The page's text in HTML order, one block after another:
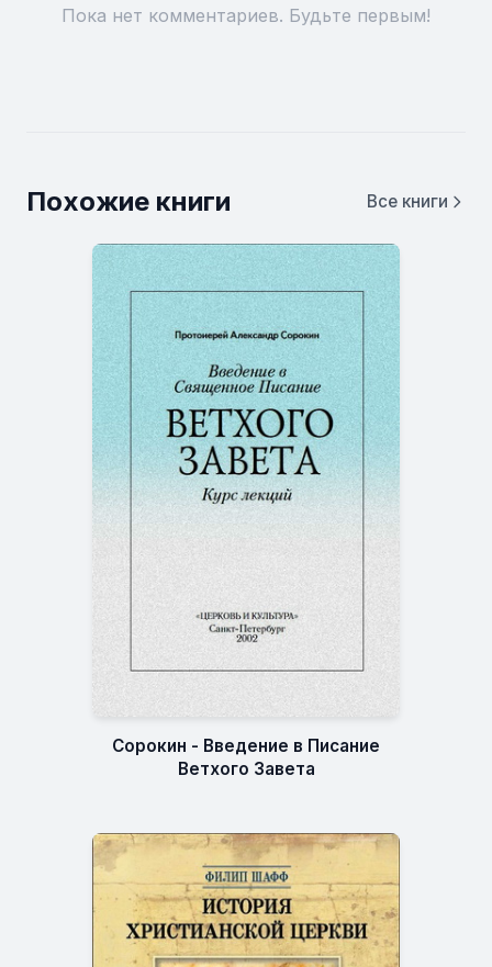
Пока нет комментариев. Будьте первым!
Похожие книги Все книги
Сорокин - Введение в Писание
Ветхого Завета